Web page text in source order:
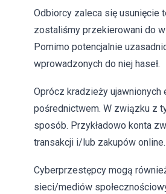
Odbiorcy zaleca się usunięcie
zostaliśmy przekierowani do
Pomimo potencjalnie
wprowadzonych do niej haseł.
Oprócz kradzieży
pośrednictwem. W związku z
sposób. Przykładowo konta
transakcji i/lub zakupów online.
Cyberprzestępcy mogą
sieci/mediów